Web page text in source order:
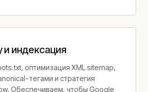
и индексация
оптимизация XML sitemap,
тегами и стратегия
Обеспечиваем, чтобы Google